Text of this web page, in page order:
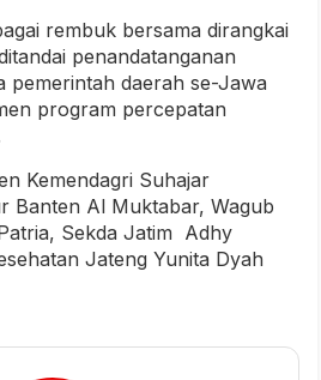
rembuk bersama dirangkai
penandatanganan
pemerintah daerah se-Jawa
program percepatan
Kemendagri Suhajar
Banten Al Muktabar, Wagub
Sekda Jatim Adhy
Jateng Yunita Dyah